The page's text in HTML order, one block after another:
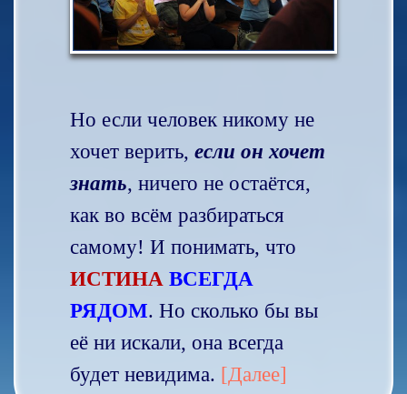
Но если человек никому не
хочет верить, если он хочет
знать, ничего не остаётся,
как во всём разбираться
самому! И понимать, что
ИСТИНА ВСЕГДА
РЯДОМ. Но сколько бы вы
её ни искали, она всегда
будет невидима. [Далее]